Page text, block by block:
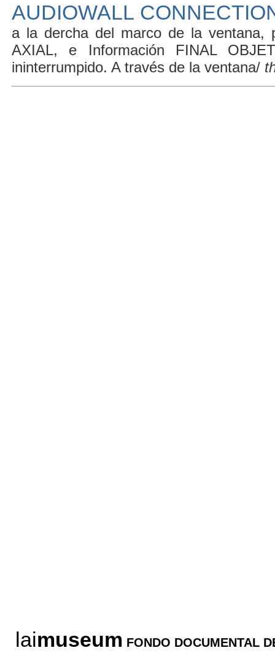
AUDIOWALL
a la dercha del marco de la ventana,
AXIAL, e Información FINAL
ininterrumpido. A través de la ventana/
laimuseum FONDO DOCUMENTAL